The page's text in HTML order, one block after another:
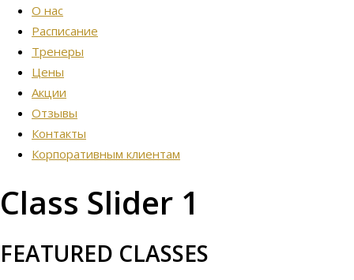
О нас
Расписание
Тренеры
Цены
Акции
Отзывы
Контакты
Корпоративным клиентам
Class Slider 1
FEATURED CLASSES